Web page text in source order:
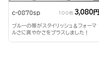
c-0870sp 100枚 3,080円
ブルーの帯がスタイリッシュ＆フォーマ
ルさに爽やかさをプラスしました！